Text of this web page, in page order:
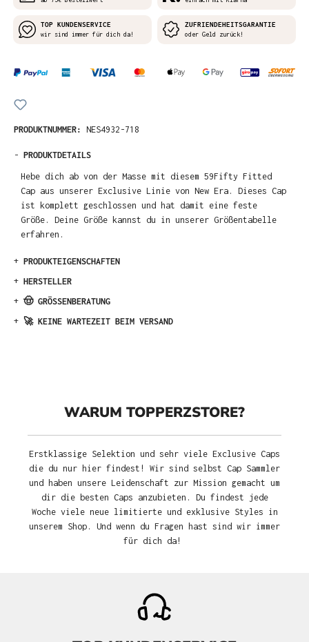
TOP KUNDENSERVICE
wir sind immer für dich da!
ZUFRIENDEHEITSGARANTIE
oder Geld zurück!
PRODUKTNUMMER: NES4932-718
- PRODUKTDETAILS
Hebe dich ab von der Masse mit diesem 59Fifty Fitted
Cap aus unserer Exclusive Linie von New Era. Dieses Cap
ist komplett geschlossen und hat damit eine feste
Größe. Deine Größe kannst du in unserer Größentabelle
erfahren.
+ PRODUKTEIGENSCHAFTEN
+ HERSTELLER
+ 🤠 GRÖSSENBERATUNG
+ 🚀 KEINE WARTEZEIT BEIM VERSAND
WARUM TOPPERZSTORE?
Erstklassige Selektion und sehr viele Exclusive Caps
die du nur hier findest! Wir sind selbst Cap Sammler
und haben unsere Leidenschaft zur Mission gemacht um
dir die besten Caps anzubieten. Du findest jede
Woche viele neue limitierte und exklusive Styles in
unserem Shop. Und wenn du Fragen hast sind wir immer
für dich da!